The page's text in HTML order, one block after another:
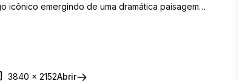
icônico emergindo de uma dramática paisagem
3840 ×2152Abrir